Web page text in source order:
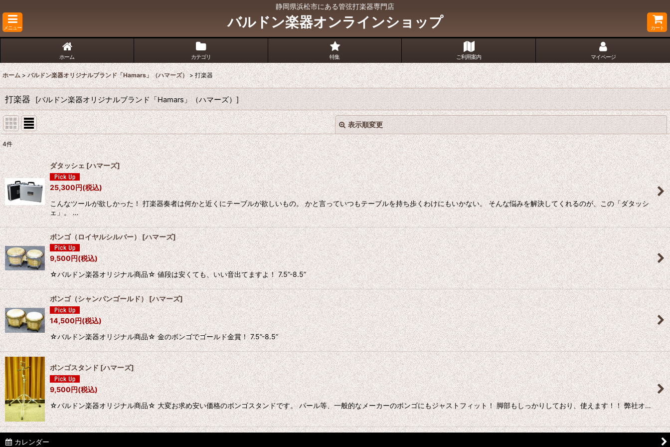
静岡県浜松市にある管弦打楽器専門店
メニュー バルドン楽器オンラインショップ カート
ホーム カテゴリ 特集 ご利用案内 マイページ
ホーム > バルドン楽器オリジナルブランド「Hamars」（ハマーズ） > 打楽器
打楽器 [バルドン楽器オリジナルブランド「Hamars」（ハマーズ）]
表示順変更
表示数:
並び順:
絞り込む
閉じる
4件
ダタッシェ [ハマーズ]
25,300円(税込)
こんなツールが欲しかった！ 打楽器奏者は何かと近くにテーブルが欲しいもの。 かと言っていつもテーブルを持ち歩くわけにもいかない。 そんな悩みを解決してくれるのが、この「ダタッシ
ェ」。 …
ボンゴ（ロイヤルシルバー） [ハマーズ]
9,500円(税込)
☆バルドン楽器オリジナル商品☆ 値段は安くても、いい音出てますよ！ 7.5”-8.5”
ボンゴ（シャンパンゴールド）[ハマーズ]
14,500円(税込)
☆バルドン楽器オリジナル商品☆ 金のボンゴでゴールド金賞！ 7.5”-8.5”
ボンゴスタンド [ハマーズ]
9,500円(税込)
☆バルドン楽器オリジナル商品☆ 大変お求め安い価格のボンゴスタンドです。 パール等、一般的なメーカーのボンゴにもジャストフィット！ 脚部もしっかりしており、使えます！！ 弊社オ…
カレンダー